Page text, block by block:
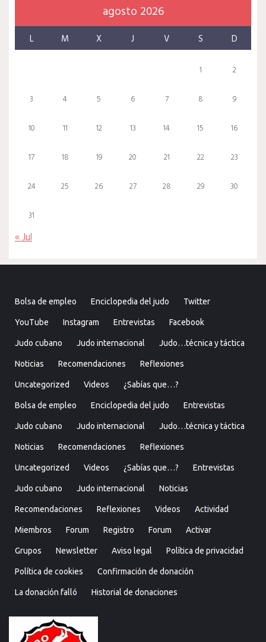
agosto 2026
L M X J V S D
1 2
3 4 5 6 7 8 9
10 11 12 13 14 15 16
17 18 19 20 21 22 23
24 25 26 27 28 29 30
31
« Jul
Bolsa de empleo Enciclopedia del judo Twitter
YouTube Instagram Entrevistas Facebook
Judo cubano Judo internacional Judo…técnica y táctica
Noticias Recomendaciones Reflexiones
Uncategorized Videos ¿Sabías que…?
Bolsa de empleo Enciclopedia del judo Entrevistas
Judo cubano Judo internacional Judo…técnica y táctica
Noticias Recomendaciones Reflexiones
Uncategorized Videos ¿Sabías que…? Entrevistas
Judo cubano Judo internacional Noticias
Recomendaciones Reflexiones Videos Actividad
Miembros Forum Registro Forum Activar
Grupos Newsletter Aviso legal Política de privacidad
Política de cookies Confirmación de donación
La donación falló Historial de donaciones